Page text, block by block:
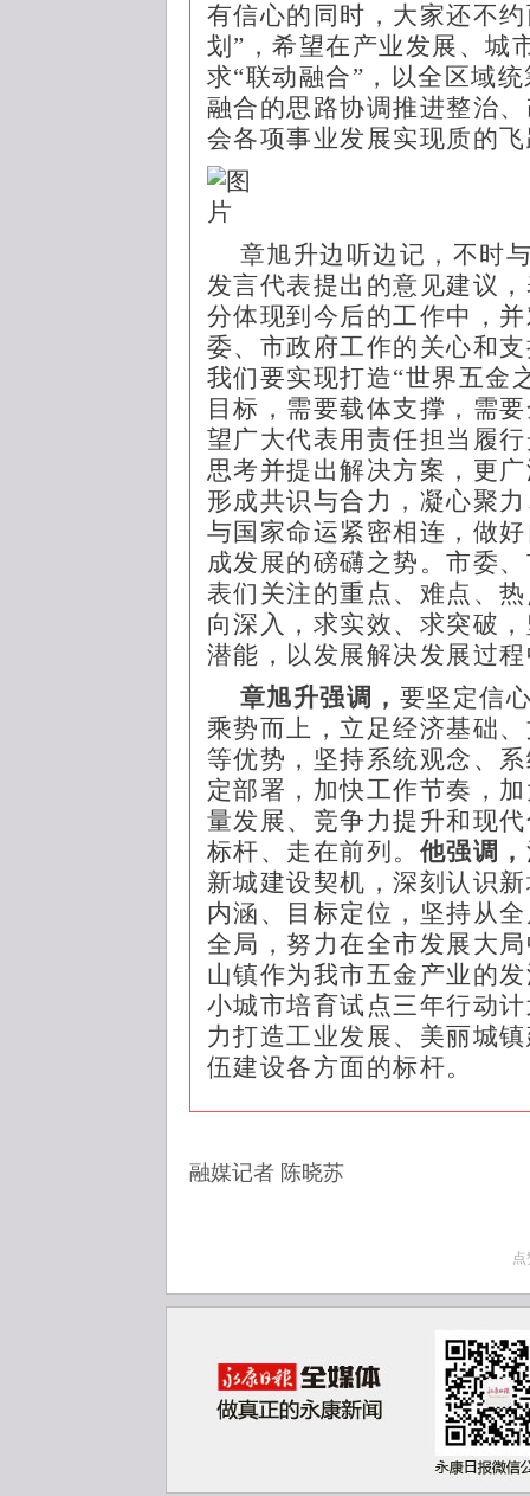
有信心的同时，大家还不
划”，希望在产业发展、城
求“联动融合”，以全区域
融合的思路协调推进整治
会各项事业发展实现质的
章旭升边听边记，不时
发言代表提出的意见建议
分体现到今后的工作中，
委、市政府工作的关心和
我们要实现打造“世界五金
目标，需要载体支撑，需
望广大代表用责任担当履
思考并提出解决方案，更
形成共识与合力，凝心聚
与国家命运紧密相连，做
成发展的磅礴之势。市委
表们关注的重点、难点、
向深入，求实效、求突破
潜能，以发展解决发展过
章旭升强调， 要坚定信
乘势而上，立足经济基础
等优势，坚持系统观念、
定部署，加快工作节奏，
量发展、竞争力提升和现
标杆、走在前列。 他强调，
新城建设契机，深刻认识
内涵、目标定位，坚持从
全局，努力在全市发展大
山镇作为我市五金产业的
小城市培育试点三年行动
力打造工业发展、美丽城
伍建设各方面的标杆。
融媒记者 陈晓苏
点